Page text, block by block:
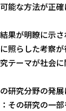
な方法が正確
明瞭に示さ
した考察が
ーマが社会に
分野の発展
の研究の一部